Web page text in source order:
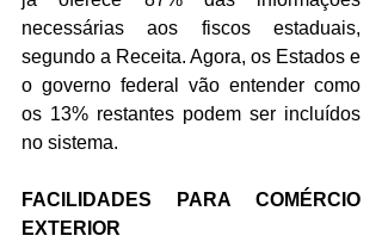
necessárias aos fiscos estaduais,
segundo a Receita. Agora, os Estados e
o governo federal vão entender como
os 13% restantes podem ser incluídos
no sistema.
FACILIDADES PARA COMÉRCIO
EXTERIOR